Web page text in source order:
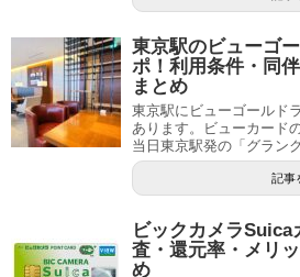
東京駅のビューゴ
ポ！利用条件・同
まとめ
東京駅にビューゴールド
あります。ビューカード
当日東京駅発の「グラン
記事
ビックカメラSuica
査・還元率・メリ
め